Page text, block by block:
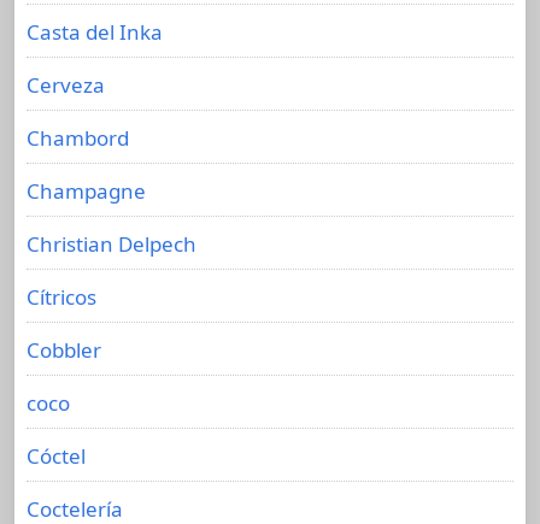
Casta del Inka
Cerveza
Chambord
Champagne
Christian Delpech
Cítricos
Cobbler
coco
Cóctel
Coctelería